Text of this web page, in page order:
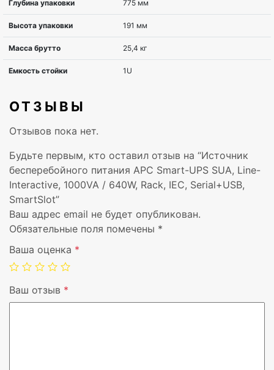
Вес
Диапазон температур при
эксплуатации
Диапазон температур при
хранении
режиме
Цвет товара Черный
Сертификация
C-tick, CE, EN 50091-
Поставляемые кабели
Технология батареи
ОТЗЫВЫ
Отзывов пока нет.
Будьте первым, кто оставил отзыв на “Источник
бесперебойного питания APC Smart-UPS SUA, Line-
Interactive, 1000VA / 640W, Rack, IEC, Serial+USB,
SmartSlot”
Ваш адрес email не будет опубликован.
Обязательные поля помечены *
Ваша оценка *
Ваш отзыв *